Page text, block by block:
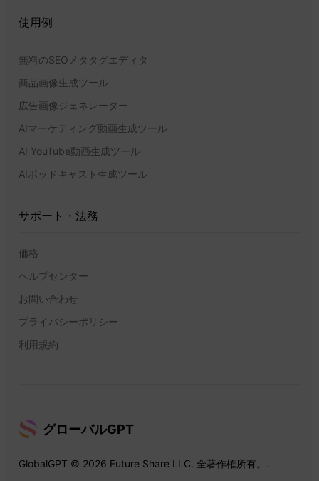
使用例
無料のSEOメタタグエディタ
商品画像生成ツール
広告画像ジェネレーター
AIマーケティング動画生成ツール
AI YouTube動画生成ツール
AIポッドキャスト生成ツール
サポート・法務
価格
ヘルプセンター
お問い合わせ
プライバシーポリシー
利用規約
グローバルGPT
GlobalGPT © 2026 Future Share LLC. 全著作権所有。.